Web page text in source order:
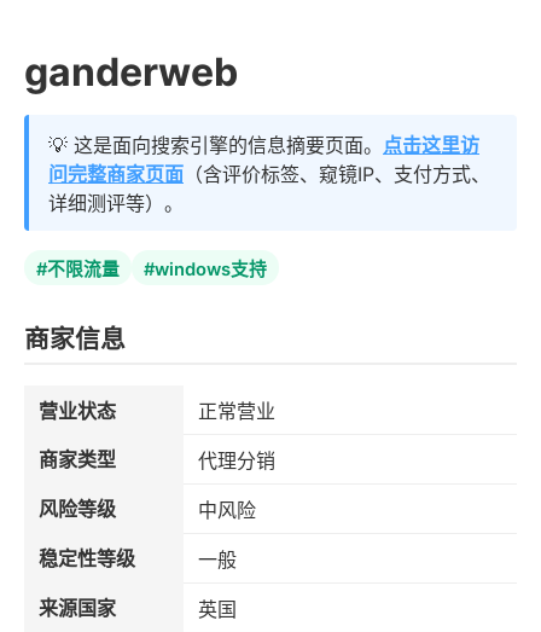
ganderweb
💡 这是面向搜索引擎的信息摘要页面。 点击这里访
问完整商家页面 （含评价标签、窥镜IP、支付方式、
详细测评等）。
#不限流量 #windows支持
商家信息
营业状态
正常营业
商家类型
代理分销
风险等级
中风险
稳定性等级
一般
来源国家
英国